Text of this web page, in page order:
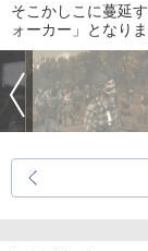
そこかしこに蔓延
ォーカー」となり